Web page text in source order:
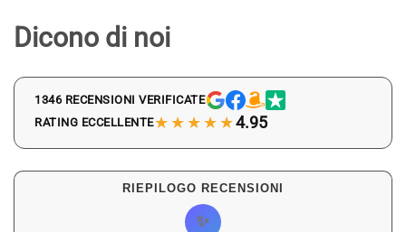
Dicono di noi
1346 RECENSIONI VERIFICATE
RATING ECCELLENTE★★★★★4.95
RIEPILOGO RECENSIONI
✨